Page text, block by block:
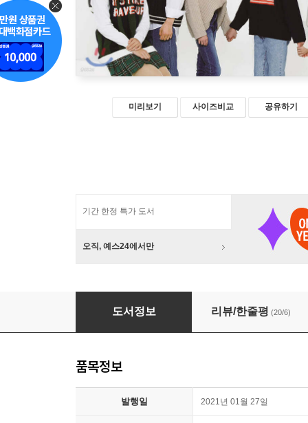
미리보기 사이즈비교 공유하기
기간 한정 특가 도서
오직, 예스24에서만
안녕, 클레버
도서정보 리뷰/한줄평 (20/6)
품목정보
발행일 2021년 01월 27일